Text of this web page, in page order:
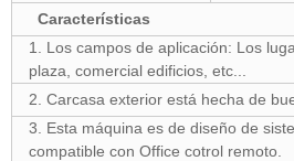
Características
1. Los campos de aplicación: Los
plaza, comercial edificios, etc...
2. Carcasa exterior está hecha de
3. Esta máquina es de diseño de
compatible con Office cotrol remoto.